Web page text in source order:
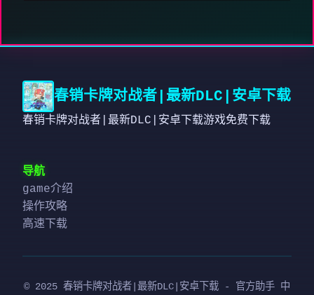
春销卡牌对战者|最新DLC|安卓下载
春销卡牌对战者|最新DLC|安卓下载游戏免费下载
导航
game介绍
操作攻略
高速下载
© 2025 春销卡牌对战者|最新DLC|安卓下载 - 官方助手 中